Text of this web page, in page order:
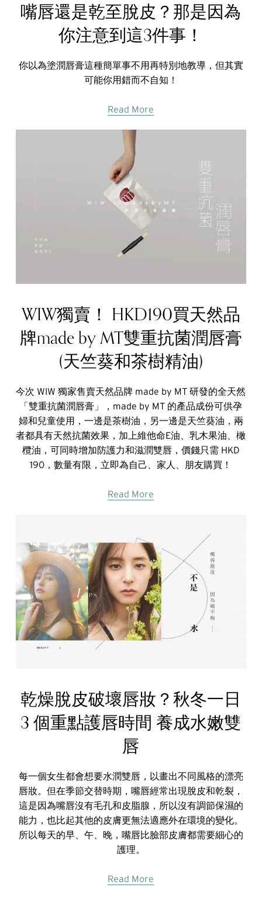
嘴唇還是乾至脫皮？那是因為
你注意到這3件事！
你以為塗潤唇膏這種簡單事不用再特別地教導，但其實
可能你用錯而不自知！
Read More
WIW獨賣！ HKD190買天然品
牌made by MT雙重抗菌潤唇膏
(天竺葵和茶樹精油)
今次 WIW 獨家售賣天然品牌 made by MT 研發的全天然
「雙重抗菌潤唇膏」，made by MT 的產品成份可供孕
婦和兒童使用，一邊是茶樹油，另一邊是天竺葵油，兩
者都具有天然抗菌效果，加上維他命E油、乳木果油、橄
欖油，可同時增加防護力和滋潤雙唇，價錢只需 HKD
190，數量有限，立即為自己、家人、朋友購買！
Read More
乾燥脫皮破壞唇妝？秋冬一日
3 個重點護唇時間 養成水嫩雙
唇
每一個女生都會想要水潤雙唇，以畫出不同風格的漂亮
唇妝。但在季節交替時期，嘴唇經常出現脫皮和乾裂，
這是因為嘴唇沒有毛孔和皮脂腺，所以沒有調節保濕的
能力，也比起其他的皮膚更無法適應外在環境的變化。
所以每天的早、午、晚，嘴唇比臉部皮膚都需要細心的
護理。
Read More